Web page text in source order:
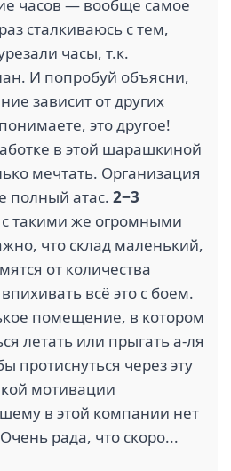
часов — вообще самое
сталкиваюсь с тем,
часы, т.к.
И попробуй объясни,
зависит от других
это другое!
в этой шарашкиной
мечтать. Организация
полный атас. 2−3
такими же огромными
что склад маленький,
от количества
всё это с боем.
помещение, в котором
летать или прыгать а-ля
протиснуться через эту
мотивации
в этой компании нет
рада, что скоро...